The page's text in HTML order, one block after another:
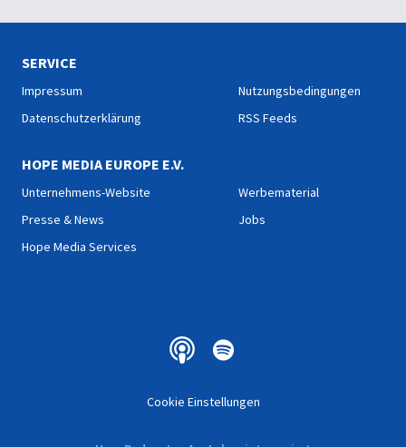
Berufung!
theologische Tiefe seines
SERVICE
Impressum
Datenschutzerklärung
Nutzungsbedingungen
RSS Feeds
HOPE MEDIA EUROPE E.V.
Unternehmens-Website
Presse & News
Hope Media Services
Werbematerial
Jobs
Cookie Einstellungen